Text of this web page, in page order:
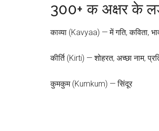
300+ क अक्षर के
काव्या (Kavyaa) — में गति, कविता,
कीर्ति (Kirti) — शोहरत, अच्छा नाम,
कुमकुम (Kumkum) — सिंदूर